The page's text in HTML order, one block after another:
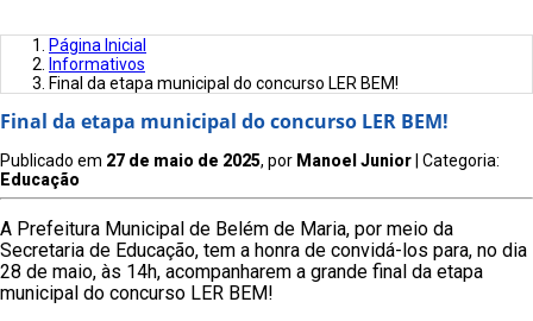
Página Inicial
Informativos
Final da etapa municipal do concurso LER BEM!
Final da etapa municipal do concurso LER BEM!
Publicado em 27 de maio de 2025, por Manoel Junior | Categoria:
Educação
A Prefeitura Municipal de Belém de Maria, por meio da
Secretaria de Educação, tem a honra de convidá-los para, no dia
28 de maio, às 14h, acompanharem a grande final da etapa
municipal do concurso LER BEM!